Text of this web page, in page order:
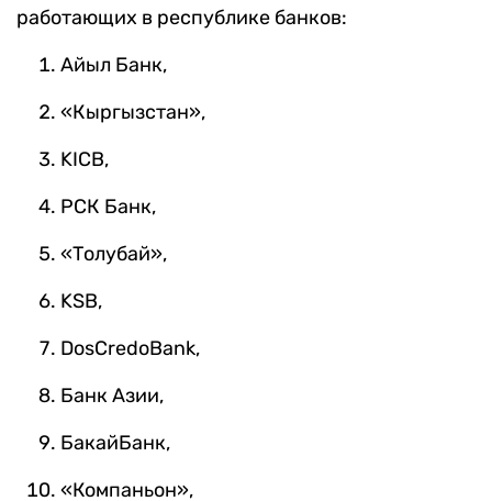
работающих в республике банков:
Айыл Банк,
«Кыргызстан»,
KICB,
РСК Банк,
«Толубай»,
KSB,
DosCredoBank,
Банк Азии,
БакайБанк,
«Компаньон»,